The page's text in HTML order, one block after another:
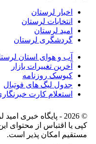
اخبار لرستان
انتخابات لرستان
امید لرستان
گردشگری لرستان
آب و هوای استان
آخرین تغییرات بازار
کیوسک روزنامه
جدول لیگ های فوتبال
استعلام کارت
© 2026 - پایگاه خبری اميد لرستان.تمامی حقوق محفوظ است.
کپی یا اقتباس از محتوای
مستقیم امکان پذیر است.